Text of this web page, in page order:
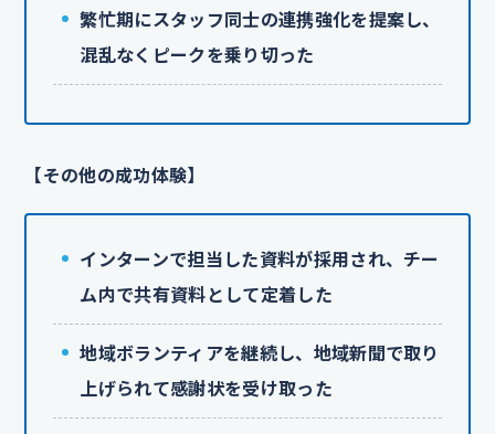
繁忙期にスタッフ同士の連携強化を提案し、
混乱なくピークを乗り切った
【その他の成功体験】
インターンで担当した資料が採用され、チー
ム内で共有資料として定着した
地域ボランティアを継続し、地域新聞で取り
上げられて感謝状を受け取った